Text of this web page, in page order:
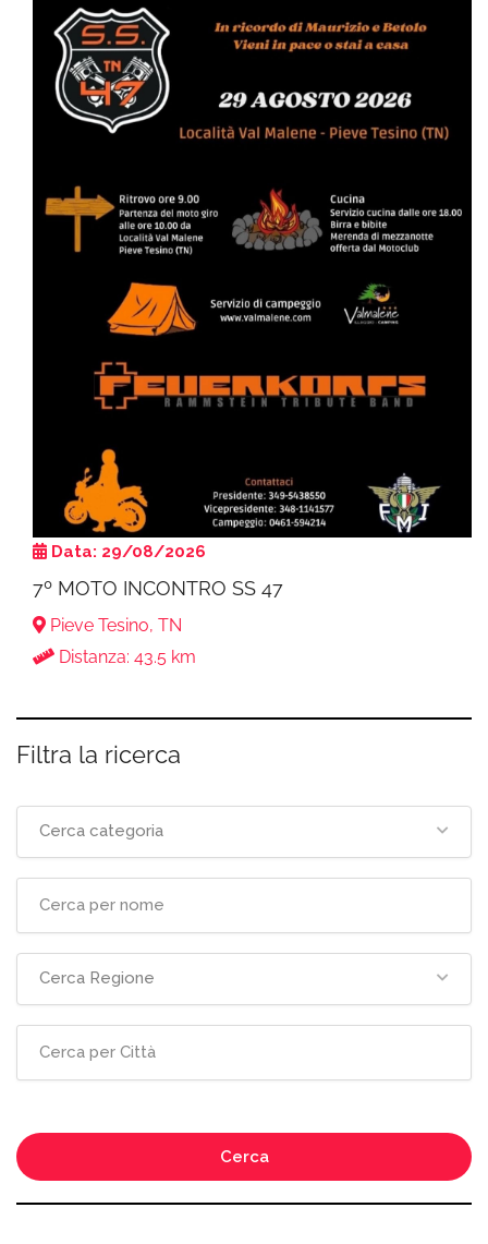
Data: 29/08/2026
7º MOTO INCONTRO SS 47
Pieve Tesino, TN
Distanza: 43.5 km
Filtra la ricerca
Cerca categoria
Cerca Regione
Cerca